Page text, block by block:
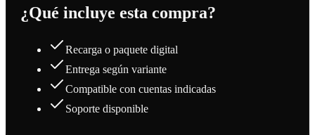
¿Qué incluye esta compra?
Recarga o paquete digital
Entrega según variante
Compatible con cuentas indicadas
Soporte disponible